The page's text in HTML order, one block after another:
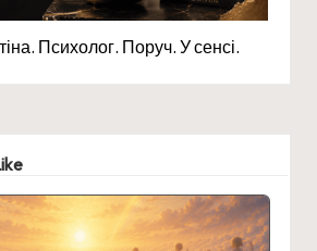
Психолог. Поруч. У сенсі.